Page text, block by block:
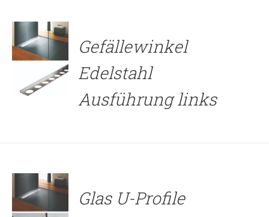
Gefällewinkel
Edelstahl
Ausführung links
Glas U-Profile